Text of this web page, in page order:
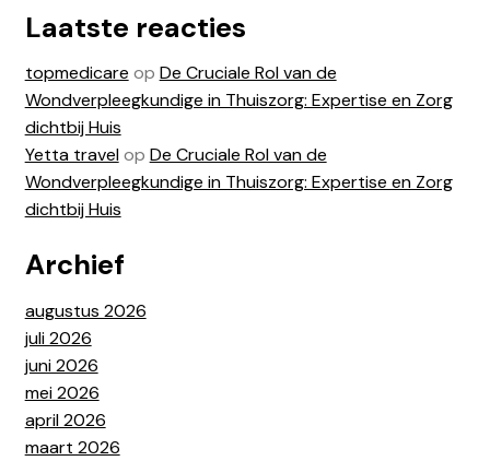
Laatste reacties
topmedicare op De Cruciale Rol van de
Wondverpleegkundige in Thuiszorg: Expertise en Zorg
dichtbij Huis
Yetta travelop De Cruciale Rol van de
Wondverpleegkundige in Thuiszorg: Expertise en Zorg
dichtbij Huis
Archief
augustus 2026
juli 2026
juni 2026
mei 2026
april 2026
maart 2026